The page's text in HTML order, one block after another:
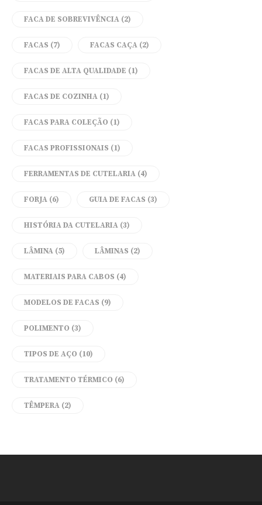
FACA DE SOBREVIVÊNCIA (2)
FACAS (7) FACAS CAÇA (2)
FACAS DE ALTA QUALIDADE (1)
FACAS DE COZINHA (1)
FACAS PARA COLEÇÃO (1)
FACAS PROFISSIONAIS (1)
FERRAMENTAS DE CUTELARIA (4)
FORJA (6) GUIA DE FACAS (3)
HISTÓRIA DA CUTELARIA (3)
LÂMINA (5) LÂMINAS (2)
MATERIAIS PARA CABOS (4)
MODELOS DE FACAS (9)
POLIMENTO (3)
TIPOS DE AÇO (10)
TRATAMENTO TÉRMICO (6)
TÊMPERA (2)